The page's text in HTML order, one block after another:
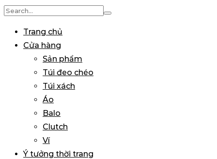
Search
Trang chủ
Cửa hàng
Sản phẩm
Túi đeo chéo
Túi xách
Áo
Balo
Clutch
Ví
Ý tưởng thời trang